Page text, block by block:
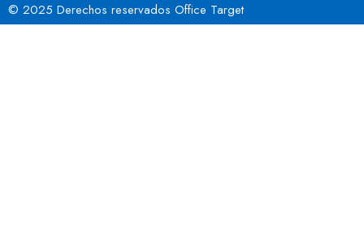
© 2025 Derechos reservados Office Target